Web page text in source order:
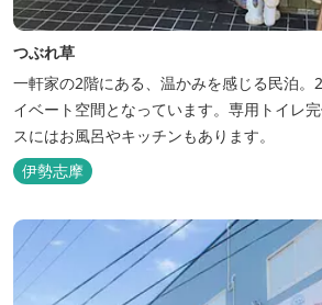
つぶれ草
一軒家の2階にある、温かみを感じる民泊。
イベート空間となっています。専用トイレ
スにはお風呂やキッチンもあります。
伊勢志摩